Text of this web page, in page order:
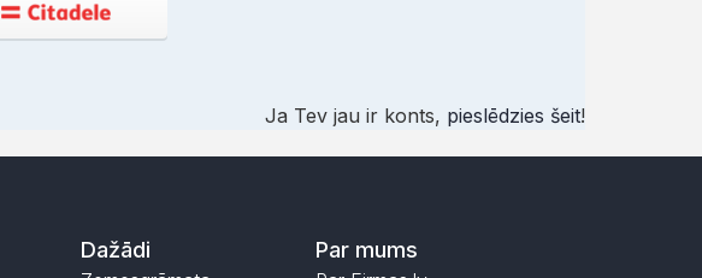
Ja Tev jau ir konts, pieslēdzies šeit!
Dažādi Par mums